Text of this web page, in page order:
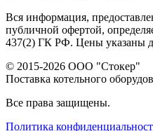
Вся информация,
публичной офертой,
437(2) ГК РФ. Цены указаны
© 2015-2026 ООО "Стокер"
Поставка котельного
Все права защищены.
Политика